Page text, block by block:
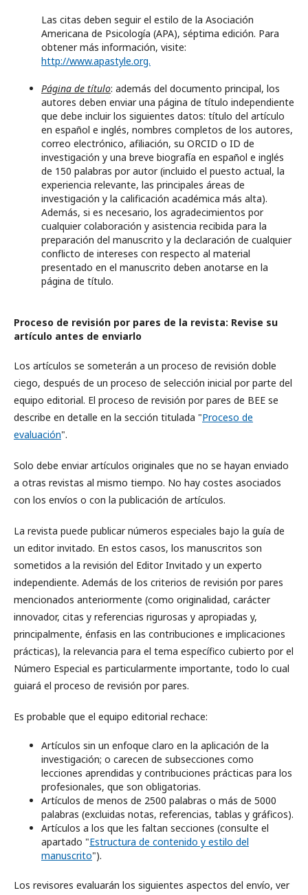
Las citas deben seguir el estilo de la Asociación
Americana de Psicología (APA), séptima edición. Para
obtener más información, visite:
http://www.apastyle.org.
Página de título: además del documento principal, los
autores deben enviar una página de título independiente
que debe incluir los siguientes datos: título del artículo
en español e inglés, nombres completos de los autores,
correo electrónico, afiliación, su ORCID o ID de
investigación y una breve biografía en español e inglés
de 150 palabras por autor (incluido el puesto actual, la
experiencia relevante, las principales áreas de
investigación y la calificación académica más alta).
Además, si es necesario, los agradecimientos por
cualquier colaboración y asistencia recibida para la
preparación del manuscrito y la declaración de cualquier
conflicto de intereses con respecto al material
presentado en el manuscrito deben anotarse en la
página de título.
Proceso de revisión por pares de la revista: Revise su
artículo antes de enviarlo
Los artículos se someterán a un proceso de revisión doble
ciego, después de un proceso de selección inicial por parte del
equipo editorial. El proceso de revisión por pares de BEE se
describe en detalle en la sección titulada "Proceso de
evaluación".
Solo debe enviar artículos originales que no se hayan enviado
a otras revistas al mismo tiempo. No hay costes asociados
con los envíos o con la publicación de artículos.
La revista puede publicar números especiales bajo la guía de
un editor invitado. En estos casos, los manuscritos son
sometidos a la revisión del Editor Invitado y un experto
independiente. Además de los criterios de revisión por pares
mencionados anteriormente (como originalidad, carácter
innovador, citas y referencias rigurosas y apropiadas y,
principalmente, énfasis en las contribuciones e implicaciones
prácticas), la relevancia para el tema específico cubierto por el
Número Especial es particularmente importante, todo lo cual
guiará el proceso de revisión por pares.
Es probable que el equipo editorial rechace:
Artículos sin un enfoque claro en la aplicación de la
investigación; o carecen de subsecciones como
lecciones aprendidas y contribuciones prácticas para los
profesionales, que son obligatorias.
Artículos de menos de 2500 palabras o más de 5000
palabras (excluidas notas, referencias, tablas y gráficos).
Artículos a los que les faltan secciones (consulte el
apartado "Estructura de contenido y estilo del
manuscrito").
Los revisores evaluarán los siguientes aspectos del envío, ver